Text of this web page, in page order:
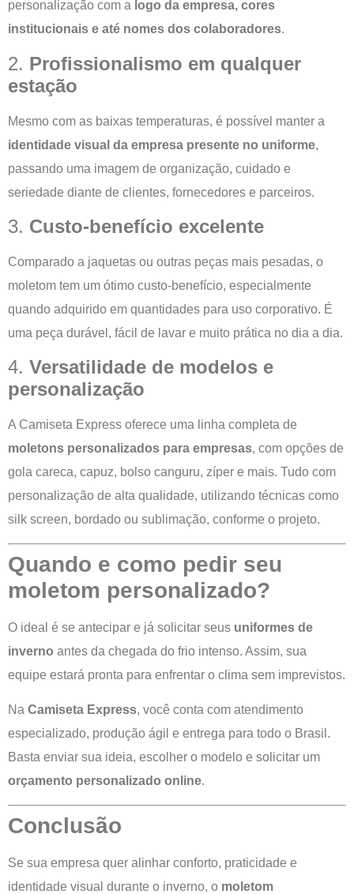
personalização com a logo da empresa, cores
institucionais e até nomes dos colaboradores.
2. Profissionalismo em qualquer
estação
Mesmo com as baixas temperaturas, é possível manter a
identidade visual da empresa presente no uniforme,
passando uma imagem de organização, cuidado e
seriedade diante de clientes, fornecedores e parceiros.
3. Custo-benefício excelente
Comparado a jaquetas ou outras peças mais pesadas, o
moletom tem um ótimo custo-benefício, especialmente
quando adquirido em quantidades para uso corporativo. É
uma peça durável, fácil de lavar e muito prática no dia a dia.
4. Versatilidade de modelos e
personalização
A Camiseta Express oferece uma linha completa de
moletons personalizados para empresas, com opções de
gola careca, capuz, bolso canguru, zíper e mais. Tudo com
personalização de alta qualidade, utilizando técnicas como
silk screen, bordado ou sublimação, conforme o projeto.
Quando e como pedir seu
moletom personalizado?
O ideal é se antecipar e já solicitar seus uniformes de
inverno antes da chegada do frio intenso. Assim, sua
equipe estará pronta para enfrentar o clima sem imprevistos.
Na Camiseta Express, você conta com atendimento
especializado, produção ágil e entrega para todo o Brasil.
Basta enviar sua ideia, escolher o modelo e solicitar um
orçamento personalizado online.
Conclusão
Se sua empresa quer alinhar conforto, praticidade e
identidade visual durante o inverno, o moletom